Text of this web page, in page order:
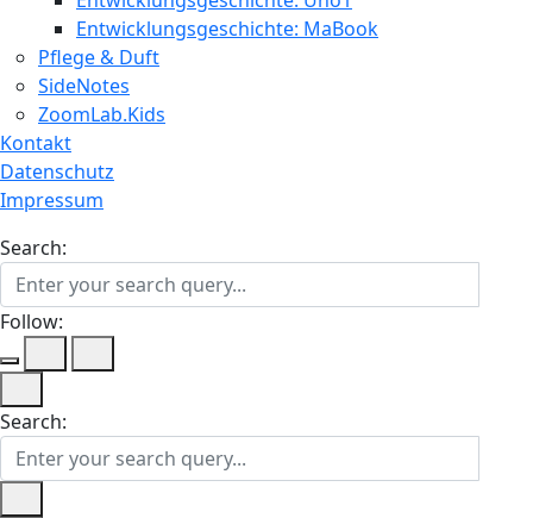
Entwicklungsgeschichte: MaBook
Pflege & Duft
SideNotes
ZoomLab.Kids
Kontakt
Datenschutz
Impressum
Search:
Follow:
Search: